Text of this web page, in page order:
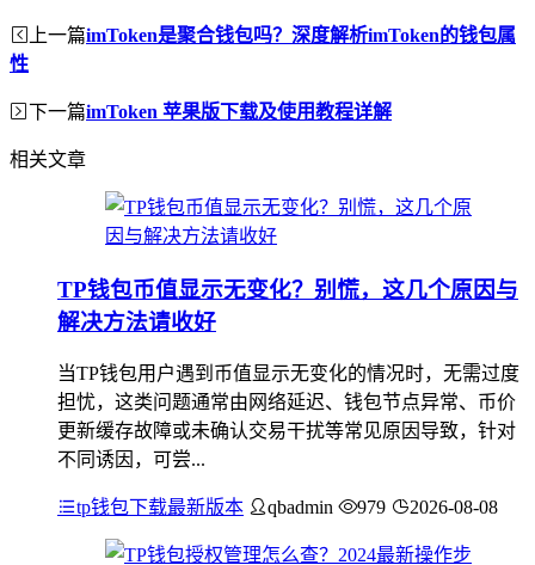
上一篇imToken是聚合钱包吗？深度解析imToken的钱包属
性
下一篇imToken 苹果版下载及使用教程详解
相关文章
TP钱包币值显示无变化？别慌，这几个原因与
解决方法请收好
当TP钱包用户遇到币值显示无变化的情况时，无需过度
担忧，这类问题通常由网络延迟、钱包节点异常、币价
更新缓存故障或未确认交易干扰等常见原因导致，针对
不同诱因，可尝...
tp钱包下载最新版本 qbadmin 979 2026-08-08